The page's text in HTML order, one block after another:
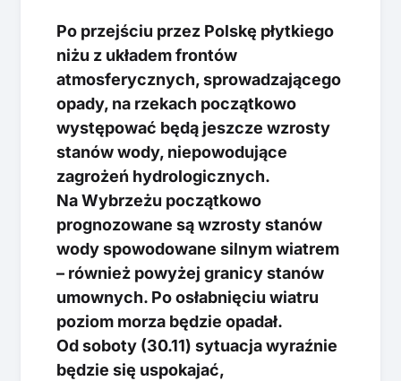
Po przejściu przez Polskę płytkiego
niżu z układem frontów
atmosferycznych, sprowadzającego
opady, na rzekach początkowo
występować będą jeszcze wzrosty
stanów wody, niepowodujące
zagrożeń hydrologicznych.
Na Wybrzeżu początkowo
prognozowane są wzrosty stanów
wody spowodowane silnym wiatrem
– również powyżej granicy stanów
umownych. Po osłabnięciu wiatru
poziom morza będzie opadał.
Od soboty (30.11) sytuacja wyraźnie
będzie się uspokajać,